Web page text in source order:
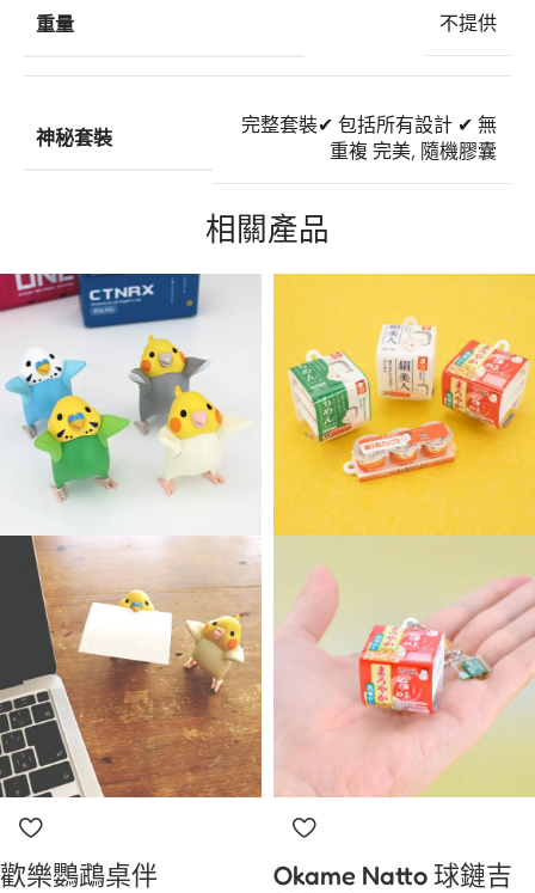
重量 不提供
神秘套裝
完整套裝✔ 包括所有設計 ✔ 無
重複 完美, 隨機膠囊
相關產品
歡樂鸚鵡桌伴
Okame Natto 球鏈吉